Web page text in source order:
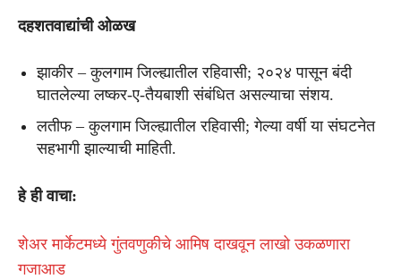
दहशतवाद्यांची ओळख
झाकीर – कुलगाम जिल्ह्यातील रहिवासी; २०२४ पासून बंदी
घातलेल्या लष्कर-ए-तैयबाशी संबंधित असल्याचा संशय.
लतीफ – कुलगाम जिल्ह्यातील रहिवासी; गेल्या वर्षी या संघटनेत
सहभागी झाल्याची माहिती.
हे ही वाचा:
शेअर मार्केटमध्ये गुंतवणुकीचे आमिष दाखवून लाखो उकळणारा
गजाआड